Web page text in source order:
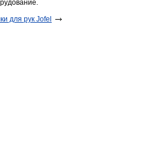
для рук Jofel